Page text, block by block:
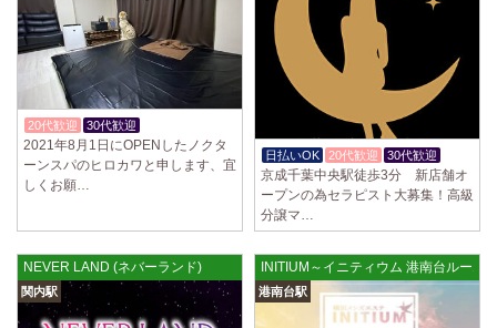
20代歓迎 30代歓迎
2021年8月1日にOPENしたノクタ
ーンスパのヒロカワと申します、宜
しくお願…
日払いOK 20代歓迎 30代歓迎
京成千葉中央駅徒歩3分 新店舗オ
ープンの為セラピスト大募集！高級
分譲マ…
NEVER LAND (ネバーランド)
関内駅
INITIUM～イニティウム 港南台ルーム
港南台駅